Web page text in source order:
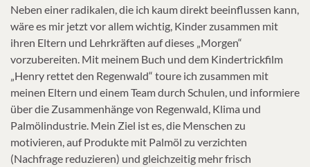
Neben einer radikalen, die ich kaum direkt beeinflussen kann,
wäre es mir jetzt vor allem wichtig, Kinder zusammen mit
ihren Eltern und Lehrkräften auf dieses „Morgen“
vorzubereiten. Mit meinem Buch und dem Kindertrickfilm
„Henry rettet den Regenwald“ toure ich zusammen mit
meinen Eltern und einem Team durch Schulen, und informiere
über die Zusammenhänge von Regenwald, Klima und
Palmölindustrie. Mein Ziel ist es, die Menschen zu
motivieren, auf Produkte mit Palmöl zu verzichten
(Nachfrage reduzieren) und gleichzeitig mehr frisch